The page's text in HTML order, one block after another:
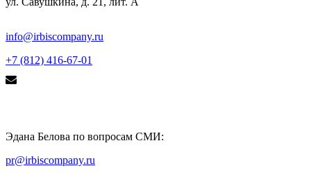
info@irbiscompany.ru
+7 (812) 416-67-01
Эдана Белова по вопросам СМИ:
pr@irbiscompany.ru